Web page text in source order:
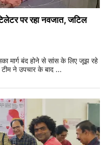
पर रहा नवजात, जटिल
मार्ग बंद होने से सांस के लिए जूझ रहे
ने उपचार के बाद ...